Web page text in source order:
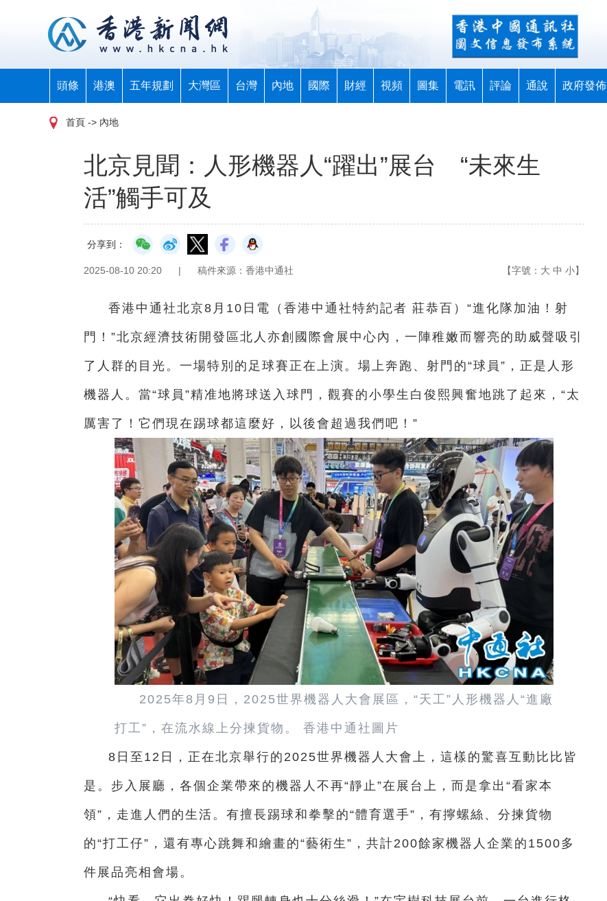
頭條 港澳 五年規劃 大灣區 台灣 內地 國際 財經 視頻 圖集 電訊 評論 通說 政府發佈
首頁 -> 內地
北京見聞：人形機器人“躍出”展台 “未來生
活”觸手可及
分享到：
2025-08-10 20:20 | 稿件來源：香港中通社 【字號： 大 中 小】
香港中通社北京8月10日電（ 香港中通社特約記者 莊恭百） “進化隊加油！射
門！”北京經濟技術開發區北人亦創國際會展中心內，一陣稚嫩而響亮的助威聲吸引
了人群的目光。一場特別的足球賽正在上演。場上奔跑、射門的“球員”，正是人形
機器人。當“球員”精准地將球送入球門，觀賽的小學生白俊熙興奮地跳了起來，“太
厲害了！它們現在踢球都這麼好，以後會超過我們吧！”
2025年8月9日，2025世界機器人大會展區，“天工”人形機器人“進廠
打工”，在流水線上分揀貨物。 香港中通社圖片
8日至12日，正在北京舉行的2025世界機器人大會上，這樣的驚喜互動比比皆
是。步入展廳，各個企業帶來的機器人不再“靜止”在展台上，而是拿出“看家本
領”，走進人們的生活。有擅長踢球和拳擊的“體育選手”，有擰螺絲、分揀貨物
的“打工仔”，還有專心跳舞和繪畫的“藝術生”，共計200餘家機器人企業的1500多
件展品亮相會場。